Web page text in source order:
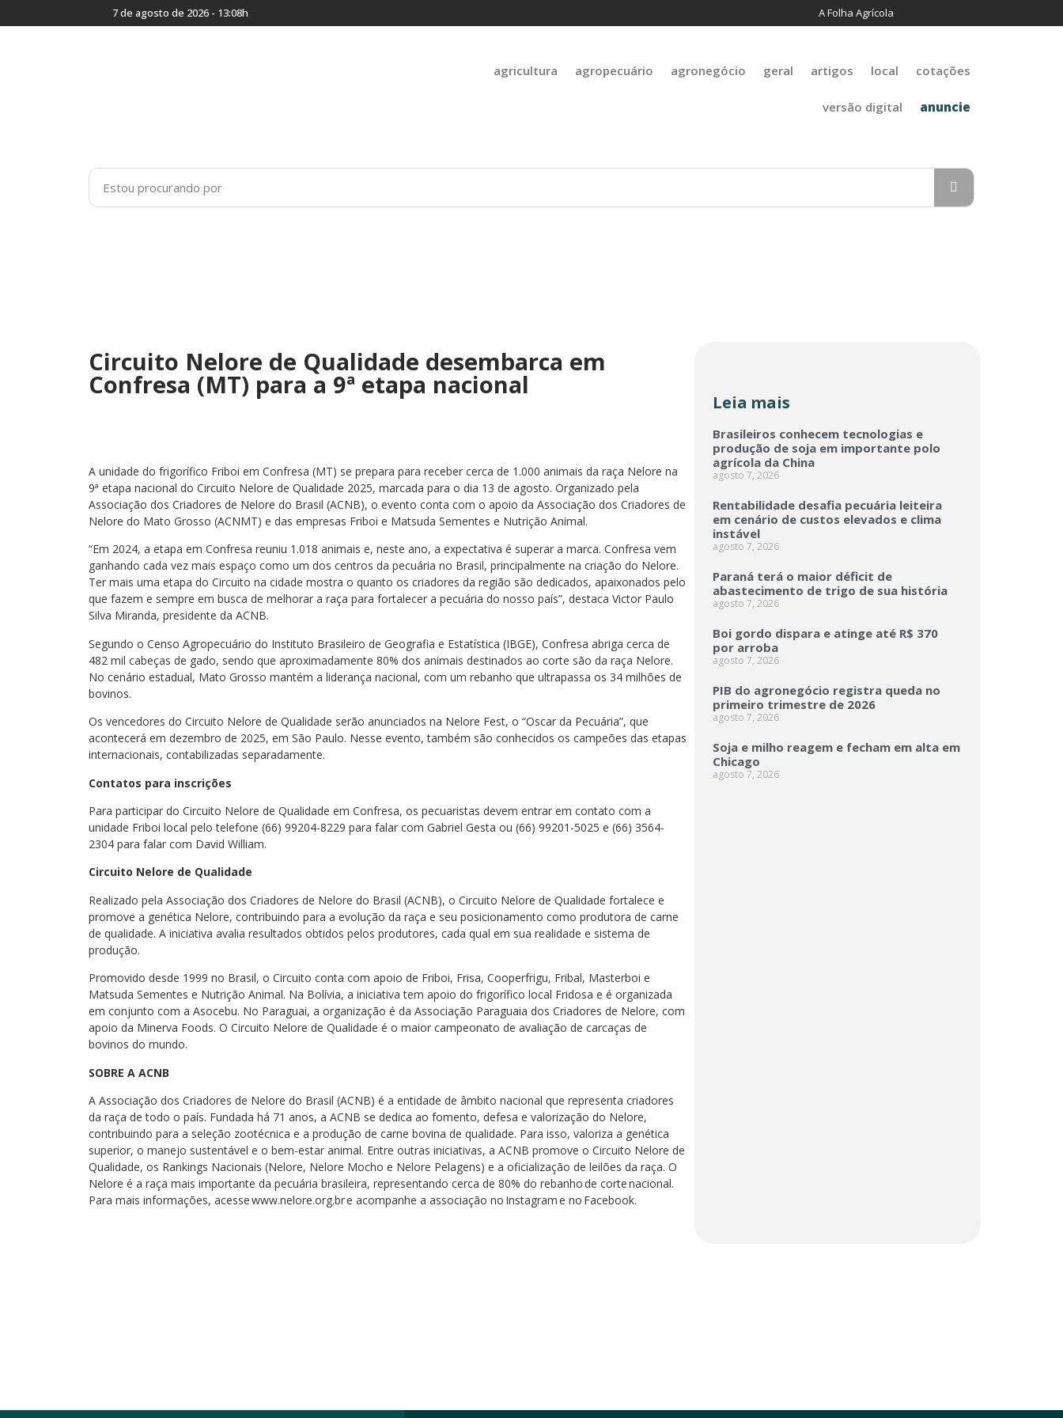
7 de agosto de 2026 - 13:08h A Folha Agrícola
agricultura agropecuário agronegócio geral artigos local cotações
versão digital anuncie
Circuito Nelore de Qualidade desembarca em
Confresa (MT) para a 9ª etapa nacional
A unidade do frigorífico Friboi em Confresa (MT) se prepara para receber cerca de 1.000 animais da raça Nelore na
9ª etapa nacional do Circuito Nelore de Qualidade 2025, marcada para o dia 13 de agosto. Organizado pela
Associação dos Criadores de Nelore do Brasil (ACNB), o evento conta com o apoio da Associação dos Criadores de
Nelore do Mato Grosso (ACNMT) e das empresas Friboi e Matsuda Sementes e Nutrição Animal.
“Em 2024, a etapa em Confresa reuniu 1.018 animais e, neste ano, a expectativa é superar a marca. Confresa vem
ganhando cada vez mais espaço como um dos centros da pecuária no Brasil, principalmente na criação do Nelore.
Ter mais uma etapa do Circuito na cidade mostra o quanto os criadores da região são dedicados, apaixonados pelo
que fazem e sempre em busca de melhorar a raça para fortalecer a pecuária do nosso país”, destaca Victor Paulo
Silva Miranda, presidente da ACNB.
Segundo o Censo Agropecuário do Instituto Brasileiro de Geografia e Estatística (IBGE), Confresa abriga cerca de
482 mil cabeças de gado, sendo que aproximadamente 80% dos animais destinados ao corte são da raça Nelore.
No cenário estadual, Mato Grosso mantém a liderança nacional, com um rebanho que ultrapassa os 34 milhões de
bovinos.
Os vencedores do Circuito Nelore de Qualidade serão anunciados na Nelore Fest, o “Oscar da Pecuária”, que
acontecerá em dezembro de 2025, em São Paulo. Nesse evento, também são conhecidos os campeões das etapas
internacionais, contabilizadas separadamente.
Contatos para inscrições
Para participar do Circuito Nelore de Qualidade em Confresa, os pecuaristas devem entrar em contato com a
unidade Friboi local pelo telefone (66) 99204-8229 para falar com Gabriel Gesta ou (66) 99201-5025 e (66) 3564-
2304 para falar com David William.
Circuito Nelore de Qualidade
Realizado pela Associação dos Criadores de Nelore do Brasil (ACNB), o Circuito Nelore de Qualidade fortalece e
promove a genética Nelore, contribuindo para a evolução da raça e seu posicionamento como produtora de carne
de qualidade. A iniciativa avalia resultados obtidos pelos produtores, cada qual em sua realidade e sistema de
produção.
Promovido desde 1999 no Brasil, o Circuito conta com apoio de Friboi, Frisa, Cooperfrigu, Fribal, Masterboi e
Matsuda Sementes e Nutrição Animal. Na Bolívia, a iniciativa tem apoio do frigorífico local Fridosa e é organizada
em conjunto com a Asocebu. No Paraguai, a organização é da Associação Paraguaia dos Criadores de Nelore, com
apoio da Minerva Foods. O Circuito Nelore de Qualidade é o maior campeonato de avaliação de carcaças de
bovinos do mundo.
SOBRE A ACNB
A Associação dos Criadores de Nelore do Brasil (ACNB) é a entidade de âmbito nacional que representa criadores
da raça de todo o país. Fundada há 71 anos, a ACNB se dedica ao fomento, defesa e valorização do Nelore,
contribuindo para a seleção zootécnica e a produção de carne bovina de qualidade. Para isso, valoriza a genética
superior, o manejo sustentável e o bem-estar animal. Entre outras iniciativas, a ACNB promove o Circuito Nelore de
Qualidade, os Rankings Nacionais (Nelore, Nelore Mocho e Nelore Pelagens) e a oficialização de leilões da raça. O
Nelore é a raça mais importante da pecuária brasileira, representando cerca de 80% do rebanho de corte nacional.
Para mais informações, acesse www.nelore.org.br e acompanhe a associação no Instagram e no Facebook.
Leia mais
Brasileiros conhecem tecnologias e
produção de soja em importante polo
agrícola da China
agosto 7, 2026
Rentabilidade desafia pecuária leiteira
em cenário de custos elevados e clima
instável
agosto 7, 2026
Paraná terá o maior déficit de
abastecimento de trigo de sua história
agosto 7, 2026
Boi gordo dispara e atinge até R$ 370
por arroba
agosto 7, 2026
PIB do agronegócio registra queda no
primeiro trimestre de 2026
agosto 7, 2026
Soja e milho reagem e fecham em alta em
Chicago
agosto 7, 2026